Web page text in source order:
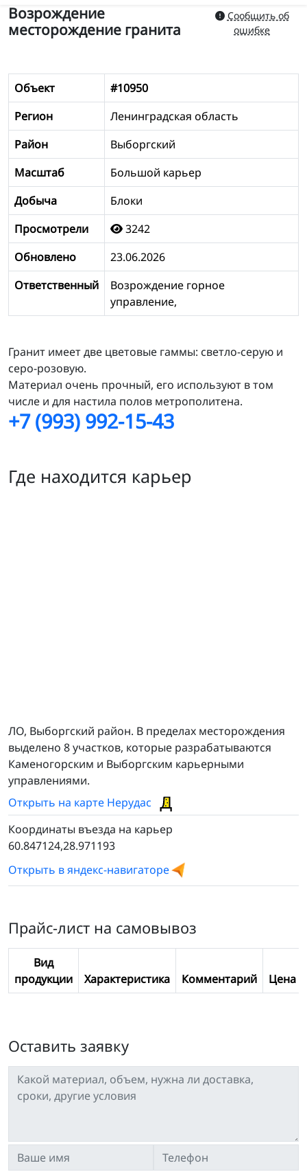
Возрождение
месторождение гранита
Сообщить об
ошибке
Объект
#10950
Регион
Ленинградская область
Район
Выборгский
Масштаб
Большой карьер
Добыча
Блоки
Просмотрели
3242
Обновлено
23.06.2026
Ответственный
Возрождение горное
управление,
Гранит имеет две цветовые гаммы: светло-серую и
серо-розовую.
Материал очень прочный, его используют в том
числе и для настила полов метрополитена.
+7 (993) 992-15-43
Где находится карьер
ЛО, Выборгский район. В пределах месторождения
выделено 8 участков, которые разрабатываются
Каменогорским и Выборгским карьерными
управлениями.
Открыть на карте Нерудас
Координаты въезда на карьер
60.847124,28.971193
Открыть в яндекс-навигаторе
Прайс-лист на самовывоз
Вид
продукции
Характеристика Комментарий Цена
Оставить заявку